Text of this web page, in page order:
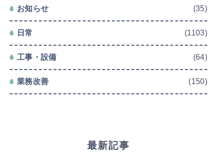
お知らせ (35)
日常 (1103)
工事・設備 (64)
業務改善 (150)
最新記事